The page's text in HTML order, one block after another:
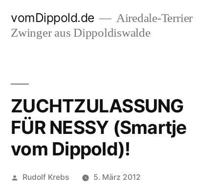
Inhalt
vomDippold.de
Airedale-Terrier
Zwinger aus Dippoldiswalde
ZUCHTZULASSUNG
FÜR NESSY (Smartje
vom Dippold)!
Veröffentlicht
Rudolf Krebs 5. März 2012